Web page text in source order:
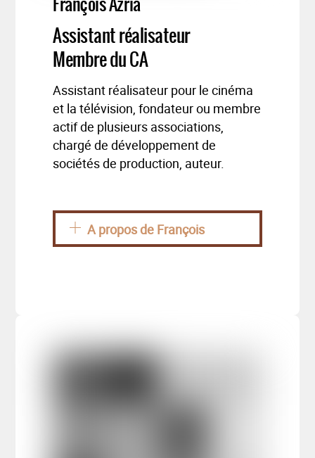
Assistant réalisateur
Membre du CA
Assistant réalisateur pour le cinéma
et la télévision, fondateur ou membre
actif de plusieurs associations,
chargé de développement de
sociétés de production, auteur.
A propos de François